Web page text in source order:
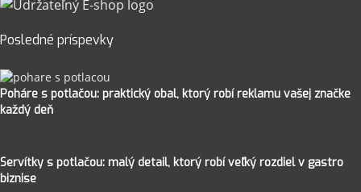
Posledné príspevky
Poháre s potlačou: praktický obal, ktorý robí reklamu vašej značke
každý deň
Servítky s potlačou: malý detail, ktorý robí veľký rozdiel v gastro
biznise